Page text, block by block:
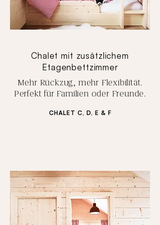
Chalet mit zusätzlichem
Etagenbettzimmer
Mehr Rückzug, mehr Flexibilität.
Perfekt für Familien oder Freunde.
CHALET C, D, E & F